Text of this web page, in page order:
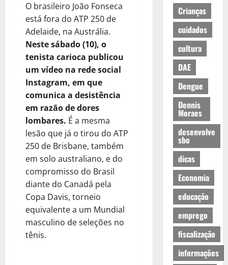
O brasileiro João Fonseca
está fora do ATP 250 de
Adelaide, na Austrália.
Neste sábado (10), o
tenista carioca publicou
um vídeo na rede social
Instagram, em que
comunica a desistência
em razão de dores
lombares. É a mesma
lesão que já o tirou do ATP
250 de Brisbane, também
em solo australiano, e do
compromisso do Brasil
diante do Canadá pela
Copa Davis, torneio
equivalente a um Mundial
masculino de seleções no
tênis.
Crianças
cuidados
cultura
DAE
Dengue
Dennis
Moraes
desenvolve
sbo
dicas
Economia
educação
emprego
fiscalização
informações